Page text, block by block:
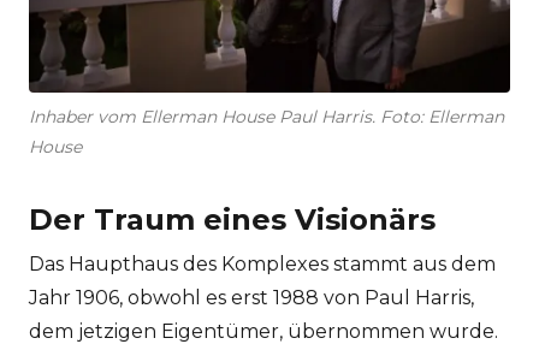
Inhaber vom Ellerman House Paul Harris. Foto: Ellerman
House
Der Traum eines Visionärs
Das Haupthaus des Komplexes stammt aus dem
Jahr 1906, obwohl es erst 1988 von Paul Harris,
dem jetzigen Eigentümer, übernommen wurde.